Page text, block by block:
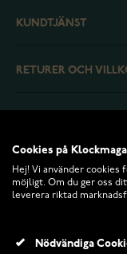
KUNDTJÄNST
RETURER OCH
Cookies på
Hej! Vi använder cookies
möjligt. Om du ger oss
leverera riktad
Nödvändiga